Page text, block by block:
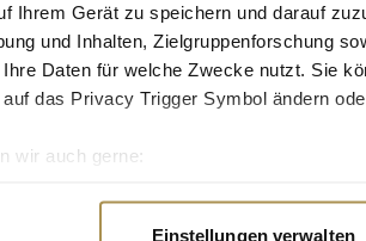
Ihrem Gerät zu speichern und darauf
und Inhalten, Zielgruppenforschung
Daten für welche Zwecke nutzt. Sie
das Privacy Trigger Symbol ändern
wir auch gerne:
Einstellungen verwalten